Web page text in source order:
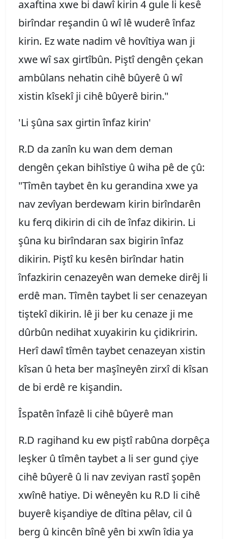
axaftina xwe bi dawî kirin 4 gule li kesê
birîndar reşandin û wî lê wuderê înfaz
kirin. Ez wate nadim vê hovîtiya wan ji
xwe wî sax girtîbûn. Piştî dengên çekan
ambûlans nehatin cihê bûyerê û wî
xistin kîsekî ji cihê bûyerê birin."
'Li şûna sax girtin înfaz kirin'
R.D da zanîn ku wan dem deman
dengên çekan bihîstiye û wiha pê de çû:
"Tîmên taybet ên ku gerandina xwe ya
nav zevîyan berdewam kirin birîndarên
ku ferq dikirin di cih de înfaz dikirin. Li
şûna ku birîndaran sax bigirin înfaz
dikirin. Piştî ku kesên birîndar hatin
înfazkirin cenazeyên wan demeke dirêj li
erdê man. Tîmên taybet li ser cenazeyan
tiştekî dikirin. lê ji ber ku cenaze ji me
dûrbûn nedihat xuyakirin ku çidikririn.
Herî dawî tîmên taybet cenazeyan xistin
kîsan û heta ber maşîneyên zirxî di kîsan
de bi erdê re kişandin.
Îspatên înfazê li cihê bûyerê man
R.D ragihand ku ew piştî rabûna dorpêça
leşker û tîmên taybet a li ser gund çiye
cihê bûyerê û li nav zeviyan rastî şopên
xwînê hatiye. Di wêneyên ku R.D li cihê
buyerê kişandiye de dîtina pêlav, cil û
berg û kincên bînê yên bi xwîn îdia ya